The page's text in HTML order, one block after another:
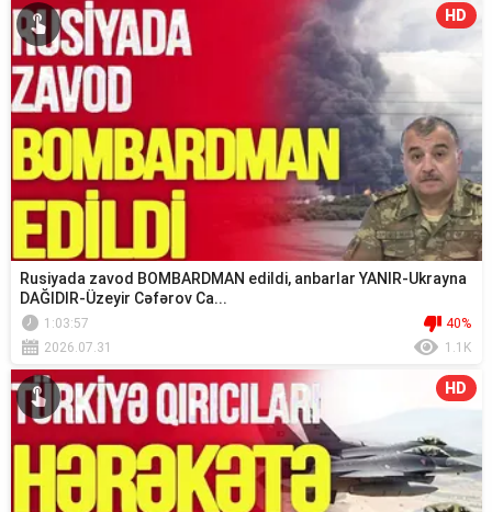
HD
Rusiyada zavod BOMBARDMAN edildi, anbarlar YANIR-Ukrayna
DAĞIDIR-Üzeyir Cəfərov Ca...
1:03:57
40%
2026.07.31
1.1K
HD